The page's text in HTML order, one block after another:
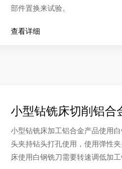
部件置换来试验。
查看详细
小型钻铣床切削铝合
小型钻铣床加工铝合金产品使用
头夹持钻头打孔使用，使用弹性
床使用白钢铣刀需要转速调低加